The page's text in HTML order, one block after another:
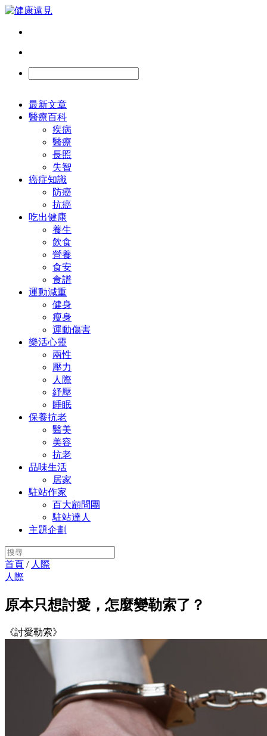
最新文章
醫療百科
疾病
醫療
長照
失智
癌症知識
防癌
抗癌
吃出健康
養生
飲食
營養
食安
食譜
運動減重
健身
瘦身
運動傷害
樂活心靈
兩性
壓力
人際
紓壓
睡眠
保養抗老
醫美
美容
抗老
品味生活
居家
駐站作家
百大顧問團
駐站達人
主題企劃
首頁 / 人際
人際
原本只想討愛，怎麼變勒索了？
《討愛勒索》